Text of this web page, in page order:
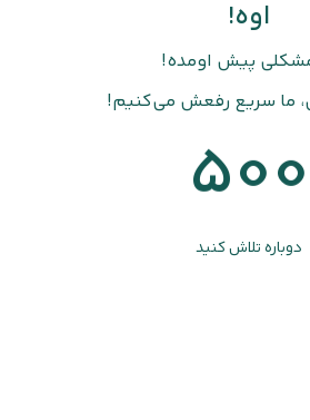
اوه!
پیش اومده!
ما سریع رفعش می‌کنیم!
500
دوباره تلاش کنید